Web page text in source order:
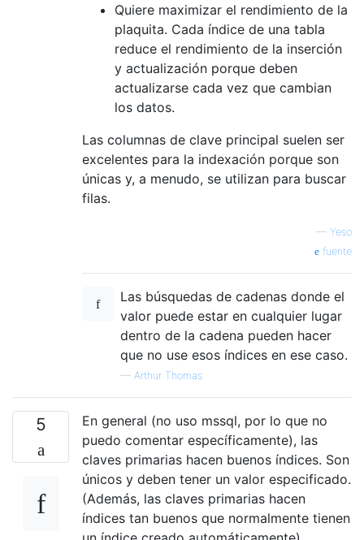
Quiere maximizar el rendimiento de la
plaquita. Cada índice de una tabla
reduce el rendimiento de la inserción
y actualización porque deben
actualizarse cada vez que cambian
los datos.
Las columnas de clave principal suelen ser
excelentes para la indexación porque son
únicas y, a menudo, se utilizan para buscar
filas.
— Yeso
fuente
Las búsquedas de cadenas donde el
valor puede estar en cualquier lugar
dentro de la cadena pueden hacer
que no use esos índices en ese caso.
— Arthur Thomas
5
En general (no uso mssql, por lo que no
puedo comentar específicamente), las
claves primarias hacen buenos índices. Son
únicos y deben tener un valor especificado.
(Además, las claves primarias hacen
índices tan buenos que normalmente tienen